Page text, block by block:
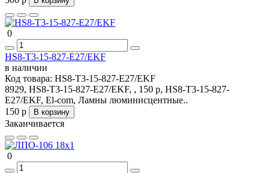
0
HS8-T3-15-827-E27/EKF
в наличии
Код товара: HS8-T3-15-827-E27/EKF
8929, HS8-T3-15-827-E27/EKF, , 150 р, HS8-T3-15-827-
E27/EKF, El-com, Ламны люминисцентные..
150 р
В корзину
Заканчивается
0